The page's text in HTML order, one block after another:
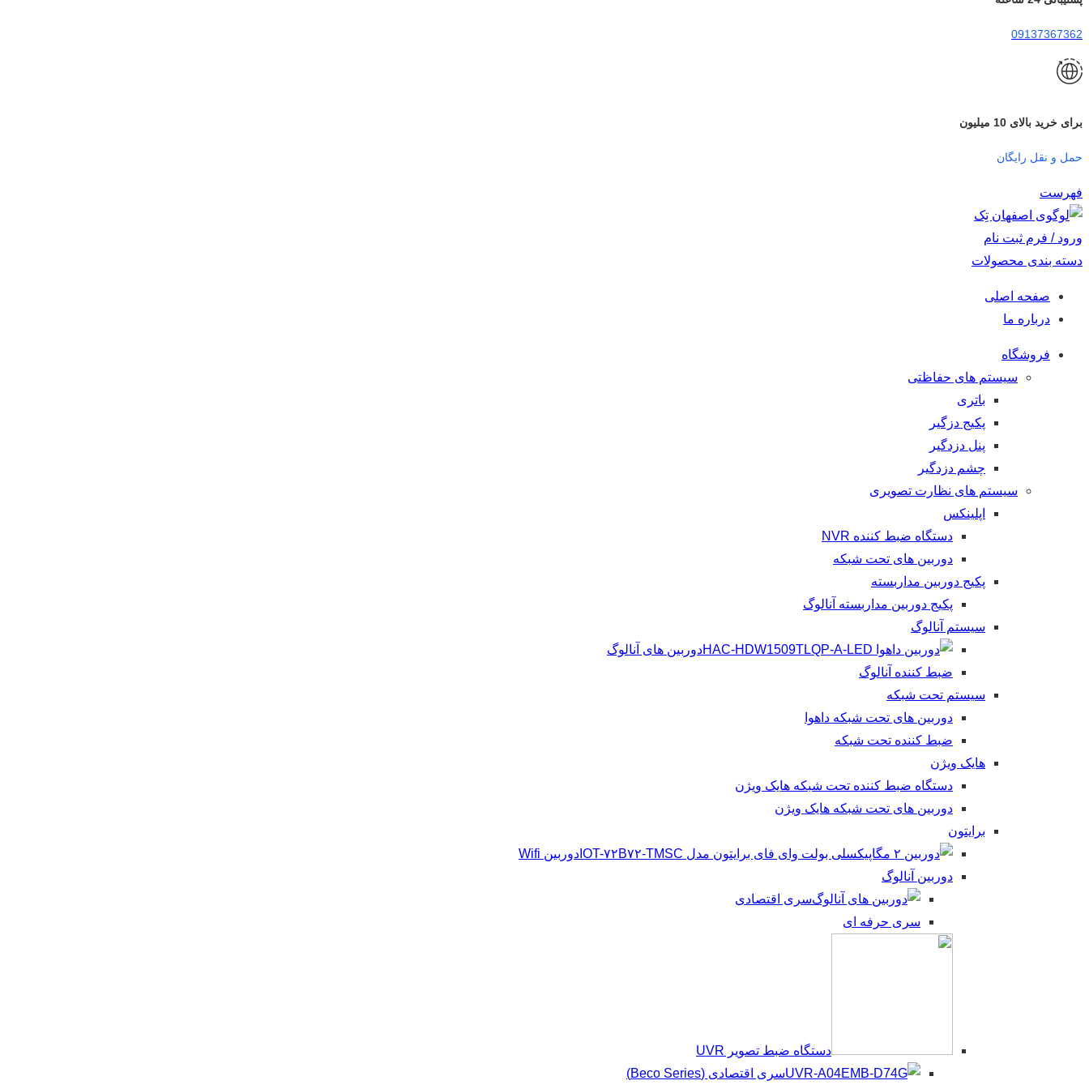
09137367362
برای خرید بالای 10 میلیون
حمل و نقل رایگان
فهرست
ورود / فرم ثبت نام
دسته بندی محصولات
صفحه اصلی
درباره ما
فروشگاه
سیستم های حفاظتی
باتری
پکیج دزگیر
پنل دزدگیر
چشم دزدگیر
سیستم های نظارت تصویری
اپلینکس
دستگاه ضبط کننده NVR
دوربین های تحت شبکه
پکیج دوربین مداربسته
پکیج دوربین مداربسته آنالوگ
سیستم آنالوگ
دوربین های آنالوگ
ضبط کننده آنالوگ
سیستم تحت شبکه
دوربین های تحت شبکه داهوا
ضبط کننده تحت شبکه
هایک ویژن
دستگاه ضبط کننده تحت شبکه هایک ویژن
دوربین های تحت شبکه هایک ویژن
برایتون
دوربین Wifi
دوربین آنالوگ
سری اقتصادی
سری حرفه ای
دستگاه ضبط تصویر UVR
سری اقتصادی (Beco Series)